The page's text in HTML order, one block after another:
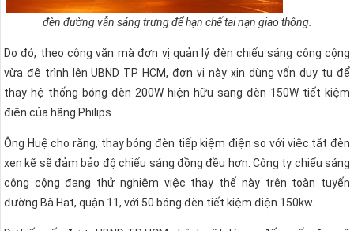
đèn đường vẫn sáng trưng để hạn chế tai nạn giao thông.
Do đó, theo công văn mà đơn vị quản lý đèn chiếu sáng công cộng
vừa đệ trình lên UBND TP HCM, đơn vị này xin dùng vốn duy tu để
thay hệ thống bóng đèn 200W hiện hữu sang đèn 150W tiết kiệm
điện của hãng Philips.
Ông Huệ cho rằng, thay bóng đèn tiếp kiệm điện so với việc tắt đèn
xen kẽ sẽ đảm bảo độ chiếu sáng đồng đều hơn. Công ty chiếu sáng
công cộng đang thử nghiệm việc thay thế này trên toàn tuyến
đường Bà Hạt, quận 11, với 50 bóng đèn tiết kiệm điện 150kw.